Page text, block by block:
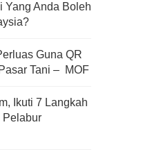
Yang Anda Boleh
Guna QR
Tani – MOF
Ikuti 7 Langkah
Pelabur